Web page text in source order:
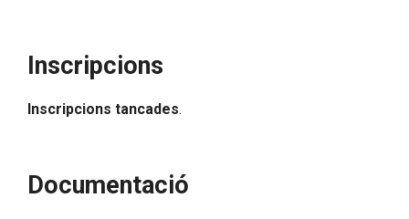
Inscripcions
Inscripcions tancades.
Documentació